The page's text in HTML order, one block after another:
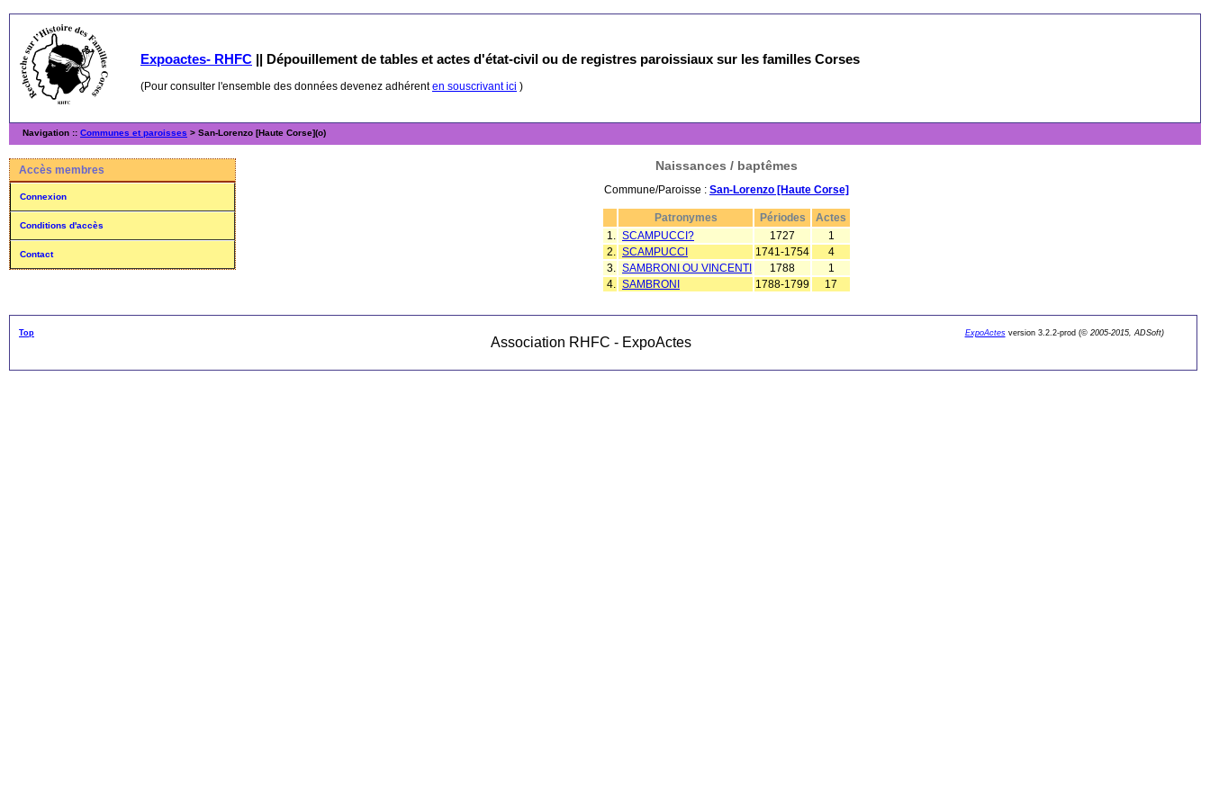
Expoactes- RHFC || Dépouillement de tables et actes d'état-civil ou de registres paroissiaux sur les familles Corses
(Pour consulter l'ensemble des données devenez adhérenten souscrivant ici )
Navigation :: Communes et paroisses > San-Lorenzo [Haute Corse](o)
Accès membres
Connexion
Conditions d'accès
Contact
Naissances / baptêmes
Commune/Paroisse : San-Lorenzo [Haute Corse]
Patronymes Périodes
Actes
1. SCAMPUCCI? 1727
1
2. SCAMPUCCI 1741-1754
4
3. SAMBRONI OU VINCENTI 1788
1
4. SAMBRONI 1788-1799 17
Top
Association RHFC - ExpoActes
ExpoActesversion 3.2.2-prod (©2005-2015, ADSoft)